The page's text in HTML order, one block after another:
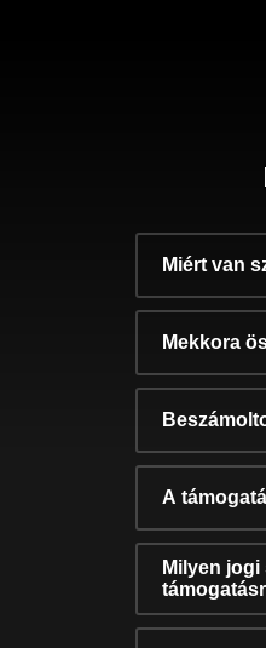
Miért van
Mekkora
A
Milyen